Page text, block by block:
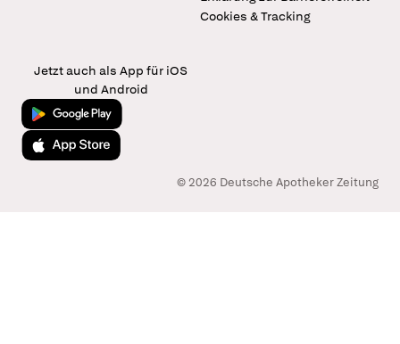
Cookies & Tracking
Jetzt auch als App für iOS
und Android
Jetzt bei Google Play
Laden im App Store
© 2026 Deutsche Apotheker Zeitung